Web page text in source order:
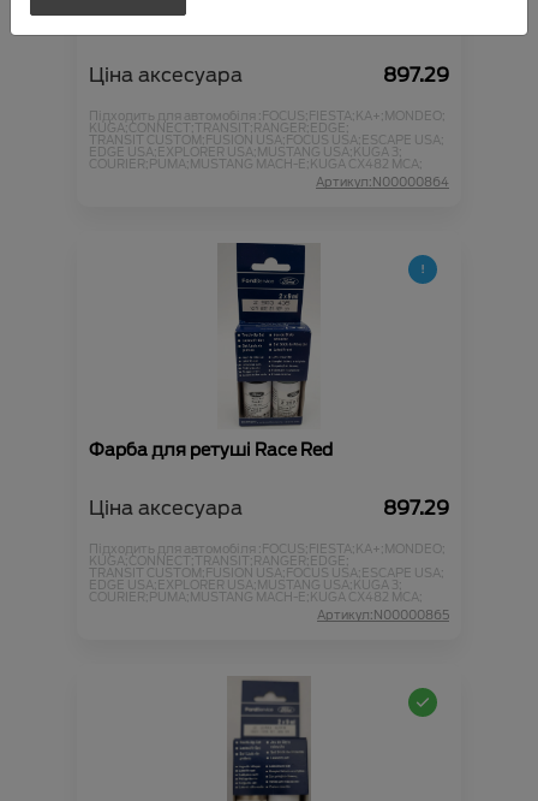
Фарба для ретуші Frozen White
Ціна аксесуара 897.29
Підходить для автомобіля :FOCUS;FIESTA;KA+;MONDEO;
KUGA;CONNECT;TRANSIT;RANGER;EDGE;
TRANSIT CUSTOM;FUSION USA;FOCUS USA;ESCAPE USA;
EDGE USA;EXPLORER USA;MUSTANG USA;KUGA 3;
COURIER;PUMA;MUSTANG MACH-E;KUGA CX482 MCA;
Артикул:N00000864
Фарба для ретуші Race Red
Ціна аксесуара 897.29
Підходить для автомобіля :FOCUS;FIESTA;KA+;MONDEO;
KUGA;CONNECT;TRANSIT;RANGER;EDGE;
TRANSIT CUSTOM;FUSION USA;FOCUS USA;ESCAPE USA;
EDGE USA;EXPLORER USA;MUSTANG USA;KUGA 3;
COURIER;PUMA;MUSTANG MACH-E;KUGA CX482 MCA;
Артикул:N00000865